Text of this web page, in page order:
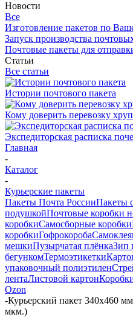
Новости
Все
Изготовление пакетов по
Запуск производства
Почтовые пакеты для
Статьи
Все статьи
Истории почтового пакета
Кому доверить перевозку
Экспедиторская расписка
Главная
-
Каталог
-
Курьерские пакеты
Пакеты Почта РоссииПакеты
подушкойПочтовые коробки
коробкиСамосборные коробки
коробкиГофрокороба
мешкиПузырчатая плёнкаЗип
бегункомТермоэтикетки
упаковочный полиэтилен
лентаЛистовой картон
Ozon
-Курьерский пакет 340х460
мкм.)